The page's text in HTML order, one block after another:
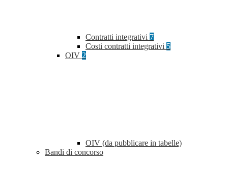
Contratti integrativi 7
Costi contratti integrativi 5
OIV 2
OIV (da pubblicare in tabelle)
Bandi di concorso